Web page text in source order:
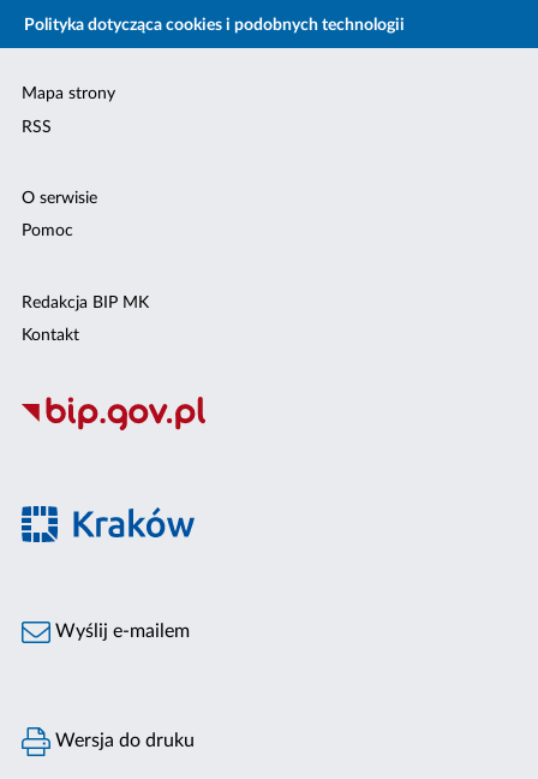
Polityka dotycząca cookies i podobnych technologii
Mapa strony
RSS
O serwisie
Pomoc
Redakcja BIP MK
Kontakt
Wyślij e-mailem
Wersja do druku